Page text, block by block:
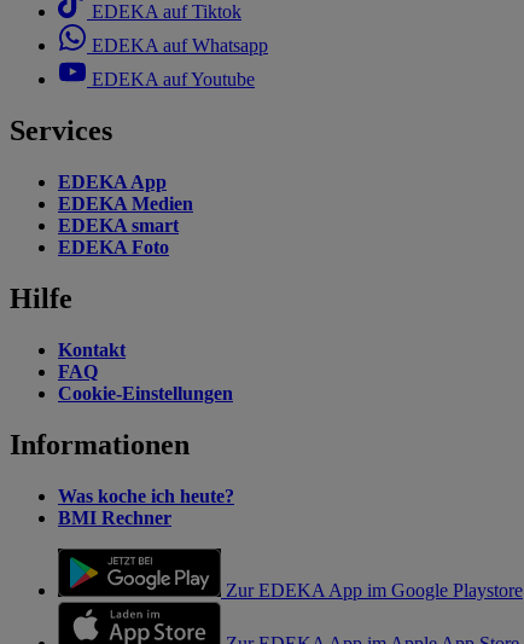
EDEKA auf Tiktok
EDEKA auf Whatsapp
EDEKA auf Youtube
Services
EDEKA App
EDEKA Medien
EDEKA smart
EDEKA Foto
Hilfe
Kontakt
FAQ
Cookie-Einstellungen
Informationen
Was koche ich heute?
BMI Rechner
Zur EDEKA App im Google Playstore